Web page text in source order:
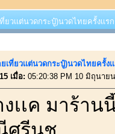
ยวเเต่นวดกระปู๋)นวดไทยครั้งเ
เที่ยวเเต่นวดกระปู๋)นวดไทยครั้ง
เมื่อ: 05:20:38 PM 10 มิถุนาย
เเค มาร้า
ศรีนุช